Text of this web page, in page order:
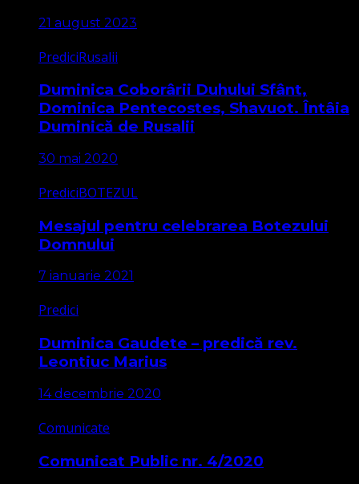
21 august 2023
PrediciRusalii
Duminica Coborârii Duhului Sfânt,
Dominica Pentecostes, Shavuot. Întâia
Duminică de Rusalii
30 mai 2020
PrediciBOTEZUL
Mesajul pentru celebrarea Botezului
Domnului
7 ianuarie 2021
Predici
Duminica Gaudete – predică rev.
Leontiuc Marius
14 decembrie 2020
Comunicate
Comunicat Public nr. 4/2020